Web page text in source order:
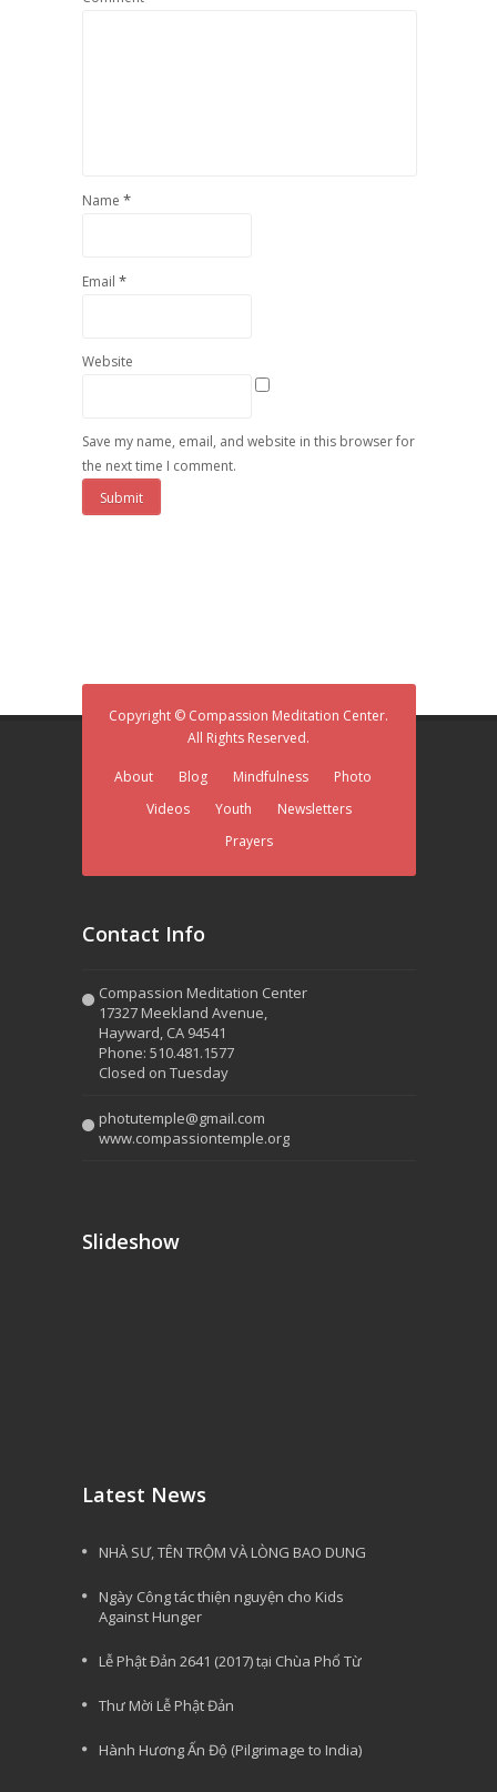
Name *
Email *
Website
Save my name, email, and website in this browser for
the next time I comment.
Copyright © Compassion Meditation Center.
All Rights Reserved.
About Blog Mindfulness
Photo
Videos
Youth
Newsletters
Prayers
Contact Info
Compassion Meditation Center
17327 Meekland Avenue,
Hayward, CA 94541
Phone: 510.481.1577
Closed on Tuesday
photutemple@gmail.com
www.compassiontemple.org
Slideshow
Latest News
NHÀ SƯ, TÊN TRỘM VÀ LÒNG BAO DUNG
Ngày Công tác thiện nguyện cho Kids
Against Hunger
Lễ Phật Đản 2641 (2017) tại Chùa Phổ Từ
Thư Mời Lễ Phật Đản
Hành Hương Ấn Độ (Pilgrimage to India)